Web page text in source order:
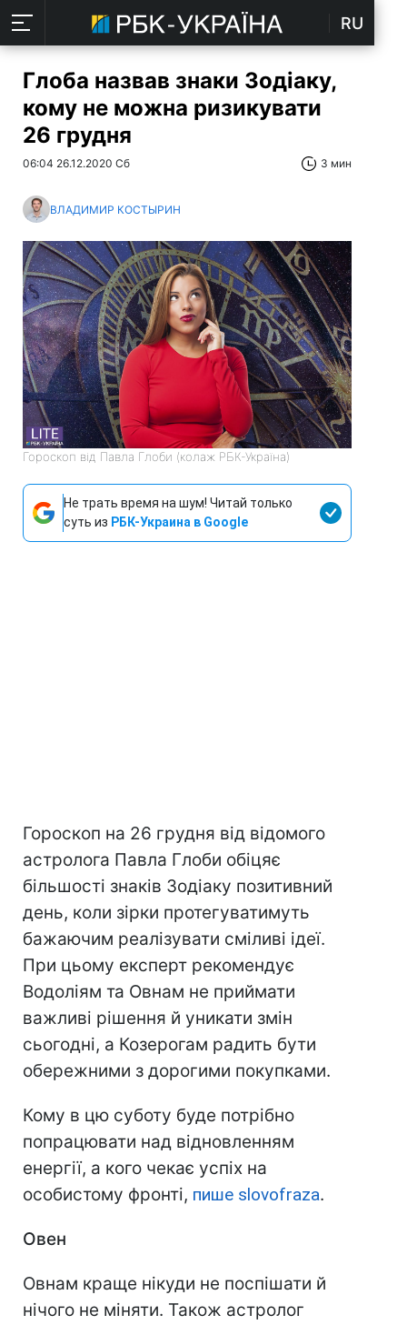
RU
Глоба назвав знаки Зодіаку,
кому не можна ризикувати
26 грудня
06:04 26.12.2020 Сб 3 мин
ВЛАДИМИР КОСТЫРИН
Гороскоп від Павла Глоби (колаж РБК-Україна)
Не трать время на шум! Читай только
суть из РБК-Украина в Google
Гороскоп на 26 грудня від відомого
астролога Павла Глоби обіцяє
більшості знаків Зодіаку позитивний
день, коли зірки протегуватимуть
бажаючим реалізувати сміливі ідеї.
При цьому експерт рекомендує
Водоліям та Овнам не приймати
важливі рішення й уникати змін
сьогодні, а Козерогам радить бути
обережними з дорогими покупками.
Кому в цю суботу буде потрібно
попрацювати над відновленням
енергії, а кого чекає успіх на
особистому фронті, пише slovofraza.
Овен
Овнам краще нікуди не поспішати й
нічого не міняти. Також астролог